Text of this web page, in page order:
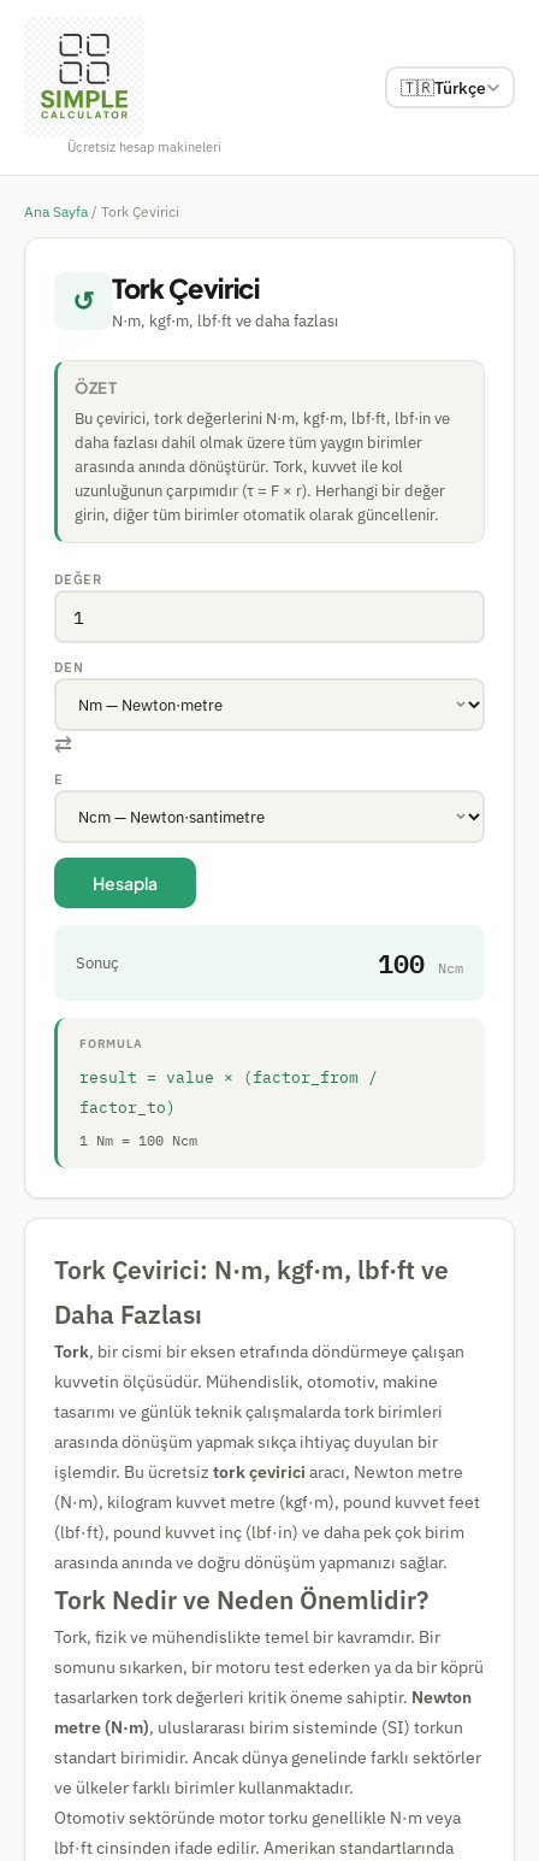
Ücretsiz hesap makineleri
🇹🇷Türkçe
Ana Sayfa / Tork Çevirici
↺ Tork Çevirici
N·m, kgf·m, lbf·ft ve daha fazlası
ÖZET
Bu çevirici, tork değerlerini N·m, kgf·m, lbf·ft, lbf·in ve
daha fazlası dahil olmak üzere tüm yaygın birimler
arasında anında dönüştürür. Tork, kuvvet ile kol
uzunluğunun çarpımıdır (τ = F × r). Herhangi bir değer
girin, diğer tüm birimler otomatik olarak güncellenir.
DEĞER
DEN
⇄
E
Hesapla
Sonuç 100 Ncm
FORMULA
result = value × (factor_from /
factor_to)
1 Nm = 100 Ncm
Tork Çevirici: N·m, kgf·m, lbf·ft ve
Daha Fazlası
Tork, bir cismi bir eksen etrafında döndürmeye çalışan
kuvvetin ölçüsüdür. Mühendislik, otomotiv, makine
tasarımı ve günlük teknik çalışmalarda tork birimleri
arasında dönüşüm yapmak sıkça ihtiyaç duyulan bir
işlemdir. Bu ücretsiz tork çevirici aracı, Newton metre
(N·m), kilogram kuvvet metre (kgf·m), pound kuvvet feet
(lbf·ft), pound kuvvet inç (lbf·in) ve daha pek çok birim
arasında anında ve doğru dönüşüm yapmanızı sağlar.
Tork Nedir ve Neden Önemlidir?
Tork, fizik ve mühendislikte temel bir kavramdır. Bir
somunu sıkarken, bir motoru test ederken ya da bir köprü
tasarlarken tork değerleri kritik öneme sahiptir. Newton
metre (N·m), uluslararası birim sisteminde (SI) torkun
standart birimidir. Ancak dünya genelinde farklı sektörler
ve ülkeler farklı birimler kullanmaktadır.
Otomotiv sektöründe motor torku genellikle N·m veya
lbf·ft cinsinden ifade edilir. Amerikan standartlarında